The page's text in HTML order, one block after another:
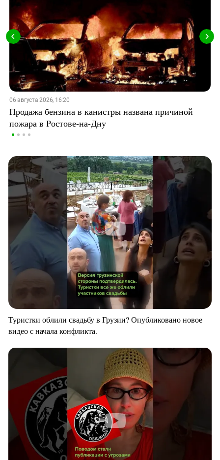
06 августа 2026, 16:20
Продажа бензина в канистры названа причиной
пожара в Ростове-на-Дну
Туристки облили свадьбу в Грузии? Опубликовано новое
видео с начала конфликта.